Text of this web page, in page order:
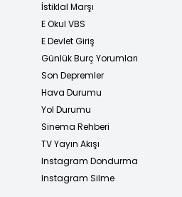
İstiklal Marşı
E Okul VBS
E Devlet Giriş
Günlük Burç Yorumları
Son Depremler
Hava Durumu
Yol Durumu
Sinema Rehberi
TV Yayın Akışı
Instagram Dondurma
Instagram Silme